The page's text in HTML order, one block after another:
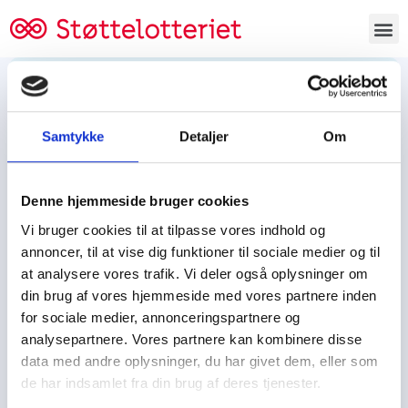
Samtykke Detaljer Om
Denne hjemmeside bruger cookies
Vi bruger cookies til at tilpasse vores indhold og
annoncer, til at vise dig funktioner til sociale medier og til
at analysere vores trafik. Vi deler også oplysninger om
din brug af vores hjemmeside med vores partnere inden
for sociale medier, annonceringspartnere og
analysepartnere. Vores partnere kan kombinere disse
data med andre oplysninger, du har givet dem, eller som
de har indsamlet fra din brug af deres tjenester.
Tjen penge og støt
Tjen penge til:
Spejdere/spejdergruppen/FDF’ere, m.fl.
Kontor
Tjenpengeogstoet.dk
Ejby Industrivej 91
DK – 2600 Glostrup
CVR: 19347508